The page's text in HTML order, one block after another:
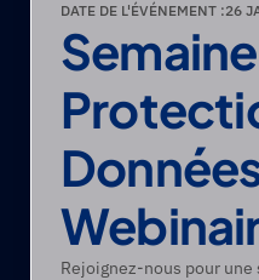
DATE DE L'ÉVÉNEMENT :26
Rejoignez-nous pour